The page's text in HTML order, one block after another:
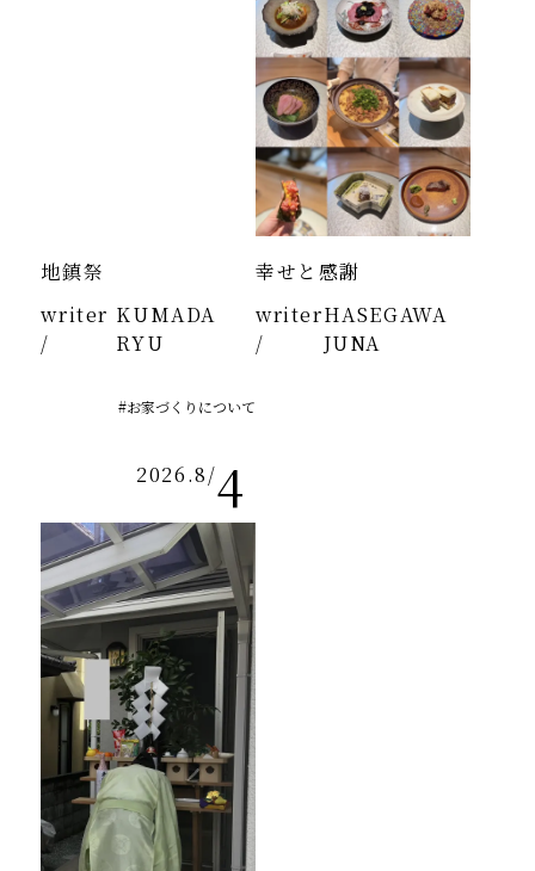
地鎮祭
writer
/
KUMADA
RYU
幸せと感謝
writer
/
HASEGAWA
JUNA
2026.8/4
#お家づくりについて